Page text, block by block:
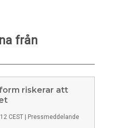
från
riskerar att
CEST Pressmeddelande